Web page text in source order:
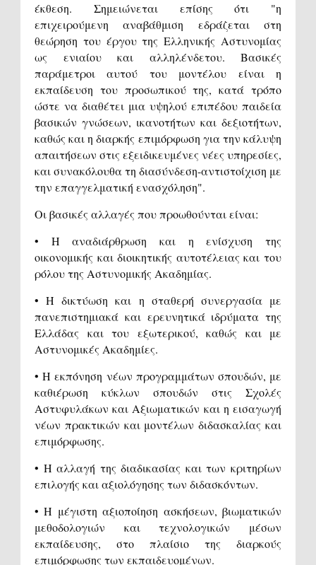
έκθεση. Σημειώνεται επίσης ότι "η
επιχειρούμενη αναβάθμιση εδράζεται στη
θεώρηση του έργου της Ελληνικής Αστυνομίας
ως ενιαίου και αλληλένδετου. Βασικές
παράμετροι αυτού του μοντέλου είναι η
εκπαίδευση του προσωπικού της, κατά τρόπο
ώστε να διαθέτει μια υψηλού επιπέδου παιδεία
βασικών γνώσεων, ικανοτήτων και δεξιοτήτων,
καθώς και η διαρκής επιμόρφωση για την κάλυψη
απαιτήσεων στις εξειδικευμένες νέες υπηρεσίες,
και συνακόλουθα τη διασύνδεση-αντιστοίχιση με
την επαγγελματική ενασχόληση".
Οι βασικές αλλαγές που προωθούνται είναι:
• Η αναδιάρθρωση και η ενίσχυση της
οικονομικής και διοικητικής αυτοτέλειας και του
ρόλου της Αστυνομικής Ακαδημίας.
• Η δικτύωση και η σταθερή συνεργασία με
πανεπιστημιακά και ερευνητικά ιδρύματα της
Ελλάδας και του εξωτερικού, καθώς και με
Αστυνομικές Ακαδημίες.
• Η εκπόνηση νέων προγραμμάτων σπουδών, με
καθιέρωση κύκλων σπουδών στις Σχολές
Αστυφυλάκων και Αξιωματικών και η εισαγωγή
νέων πρακτικών και μοντέλων διδασκαλίας και
επιμόρφωσης.
• Η αλλαγή της διαδικασίας και των κριτηρίων
επιλογής και αξιολόγησης των διδασκόντων.
• Η μέγιστη αξιοποίηση ασκήσεων, βιωματικών
μεθοδολογιών και τεχνολογικών μέσων
εκπαίδευσης, στο πλαίσιο της διαρκούς
επιμόρφωσης των εκπαιδευομένων.